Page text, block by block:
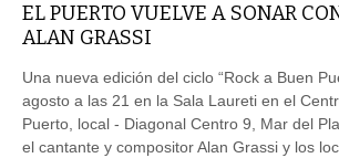
EL PUERTO VUELVE A SONAR
ALAN GRASSI
Una nueva edición del ciclo “Rock a Buen
agosto a las 21 en la Sala Laureti en el
Puerto, local - Diagonal Centro 9, Mar del
el cantante y compositor Alan Grassi y los